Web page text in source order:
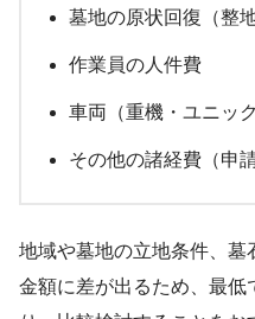
墓地の原状回復（整
作業員の人件費
車両（重機・ユニッ
その他の諸経費（申
地域や墓地の立地条件、墓
金額に差が出るため、最低